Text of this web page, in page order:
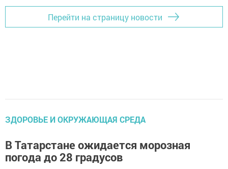
Перейти на страницу новости
ЗДОРОВЬЕ И ОКРУЖАЮЩАЯ СРЕДА
В Татарстане ожидается морозная
погода до 28 градусов